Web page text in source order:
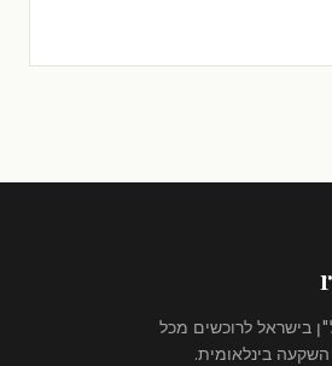
בישראל לרוכשים מכל
בינלאומית.